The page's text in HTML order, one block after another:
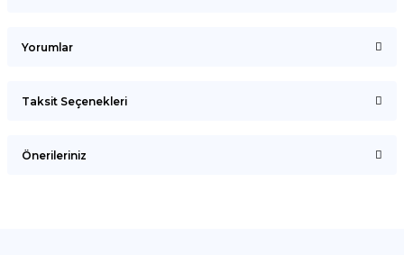
Yorumlar
Taksit Seçenekleri
Önerileriniz